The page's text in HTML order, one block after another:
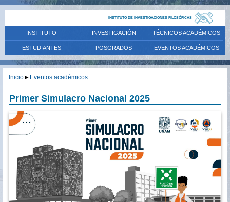
INSTITUTO DE INVESTIGACIONES FILOSÓFICAS
INSTITUTO INVESTIGACIÓN TÉCNICOS ACADÉMICOS
ESTUDIANTES POSGRADOS EVENTOS ACADÉMICOS
Inicio► Eventos académicos
Primer Simulacro Nacional 2025